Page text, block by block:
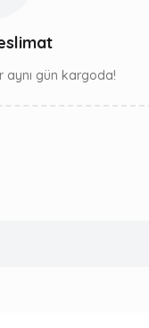
aynı gün kargoda!